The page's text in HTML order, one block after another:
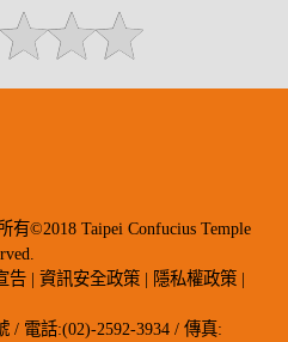
©2018 Taipei Confucius Temple
告 |資訊安全政策 | 隱私權政策 |
/ 電話:(02)-2592-3934 / 傳真: